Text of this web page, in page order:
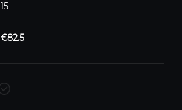
15
€82.5